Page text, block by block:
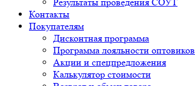
Контакты
Покупателям
Дисконтная программа
Программа лояльности оптовиков
Акции и спецпредложения
Калькулятор стоимости